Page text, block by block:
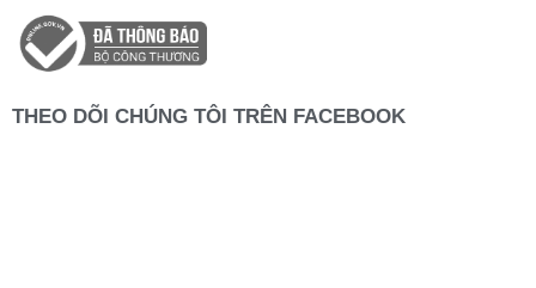
THEO DÕI CHÚNG TÔI TRÊN FACEBOOK